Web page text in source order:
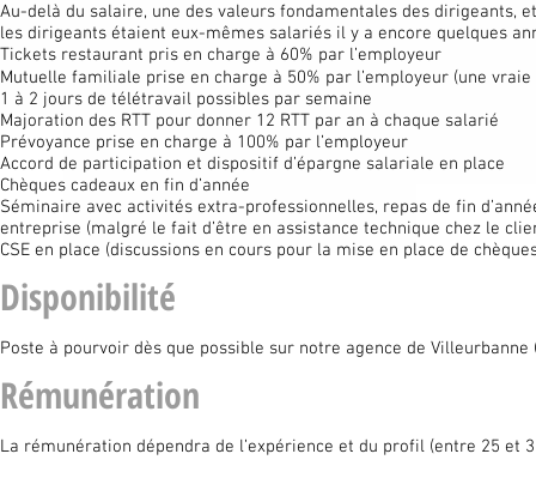
Au-delà du salaire, une des valeurs fondamentales des dirigeants,
les dirigeants étaient eux-mêmes salariés il y a encore quelques
Tickets restaurant pris en charge à 60% par l’employeur
Mutuelle familiale prise en charge à 50% par l’employeur (une
1 à 2 jours de télétravail possibles par semaine
Majoration des RTT pour donner 12 RTT par an à chaque salarié
Prévoyance prise en charge à 100% par l’employeur
Accord de participation et dispositif d’épargne salariale en place
Chèques cadeaux en fin d’année
Séminaire avec activités extra-professionnelles, repas de fin
entreprise (malgré le fait d’être en assistance technique chez le
CSE en place (discussions en cours pour la mise en place de
Disponibilité
Poste à pourvoir dès que possible sur notre agence de
Rémunération
La rémunération dépendra de l’expérience et du profil (entre 25 et